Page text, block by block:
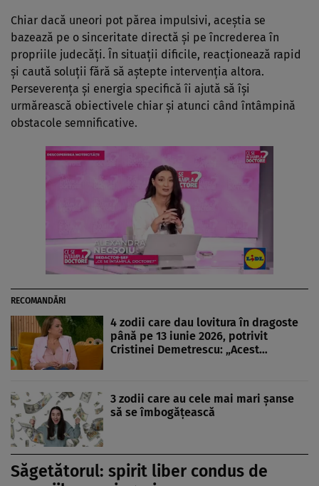
Chiar dacă uneori pot părea impulsivi, aceștia se
bazează pe o sinceritate directă și pe încrederea în
propriile judecăți. În situații dificile, reacționează rapid
și caută soluții fără să aștepte intervenția altora.
Perseverența și energia specifică îi ajută să își
urmărească obiectivele chiar și atunci când întâmpină
obstacole semnificative.
RECOMANDĂRI
4 zodii care dau lovitura în dragoste
până pe 13 iunie 2026, potrivit
Cristinei Demetrescu: „Acest…
3 zodii care au cele mai mari șanse
să se îmbogățească
Săgetătorul: spirit liber condus de